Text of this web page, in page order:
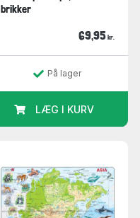
brikker
69,95 kr.
På lager
LÆG I KURV